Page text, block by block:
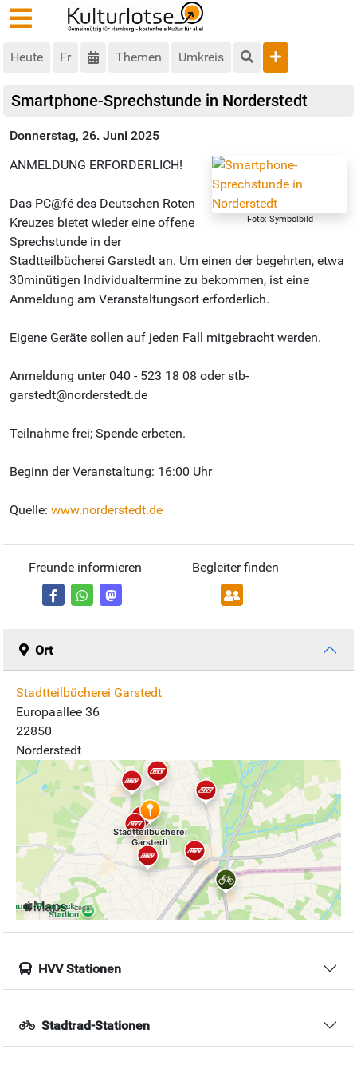
Heute Fr Themen Umkreis
Smartphone-Sprechstunde in Norderstedt
Donnerstag, 26. Juni 2025
Foto: Symbolbild
ANMELDUNG ERFORDERLICH!
Das PC@fé des Deutschen Roten
Kreuzes bietet wieder eine offene
Sprechstunde in der
Stadtteilbücherei Garstedt an. Um einen der begehrten, etwa
30minütigen Individualtermine zu bekommen, ist eine
Anmeldung am Veranstaltungsort erforderlich.
Eigene Geräte sollen auf jeden Fall mitgebracht werden.
Anmeldung unter 040 - 523 18 08 oder stb-
garstedt@norderstedt.de
Teilnahme frei; Spende erbeten.
Beginn der Veranstaltung: 16:00 Uhr
Quelle: www.norderstedt.de
Freunde informieren Begleiter finden
Ort
Stadtteilbücherei Garstedt
Europaallee 36
22850
Norderstedt
HVV Stationen
Stadtrad-Stationen